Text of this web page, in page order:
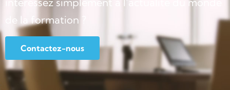
de la formation ?
Contactez-nous